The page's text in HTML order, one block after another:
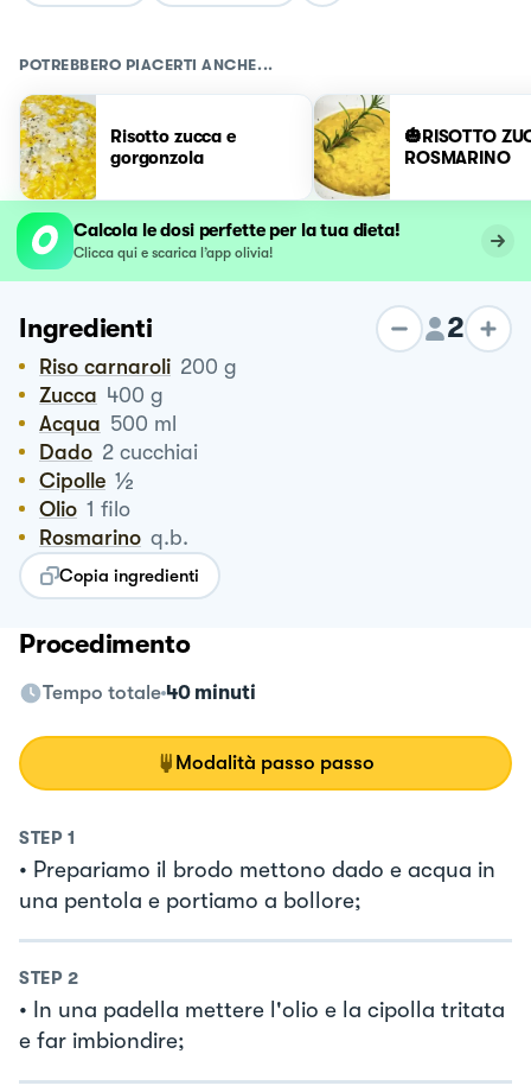
POTREBBERO PIACERTI ANCHE...
Risotto zucca e
gorgonzola
🎃RISOTTO
ROSMARINO
Calcola le dosi perfette per la tua dieta!
Clicca qui e scarica l’app olivia!
Ingredienti 2
Riso carnaroli 200 g
Zucca 400 g
Acqua 500 ml
Dado 2 cucchiai
Cipolle ½
Olio 1 filo
Rosmarino q.b.
Copia ingredienti
Procedimento
Tempo totale 40 minuti
Modalità passo passo
STEP 1
• Prepariamo il brodo mettono dado e acqua in
una pentola e portiamo a bollore;
STEP 2
• In una padella mettere l'olio e la cipolla tritata
e far imbiondire;